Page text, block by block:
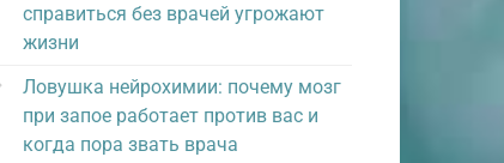
справиться без врачей угрожают
жизни
Ловушка нейрохимии: почему мозг
при запое работает против вас и
когда пора звать врача